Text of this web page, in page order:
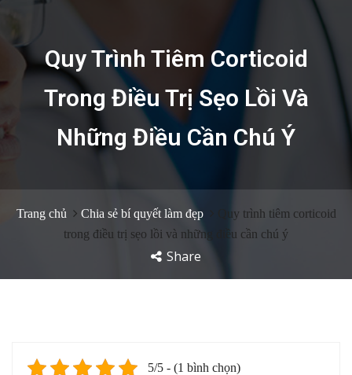
Quy Trình Tiêm Corticoid
Trong Điều Trị Sẹo Lồi Và
Những Điều Cần Chú Ý
Trang chủ Chia sẻ bí quyết làm đẹp
Quy trình tiêm corticoid
trong điều trị sẹo lồi và những điều cần chú ý
Share
5/5 - (1 bình chọn)